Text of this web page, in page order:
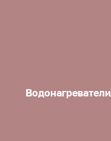
Водонагреватели